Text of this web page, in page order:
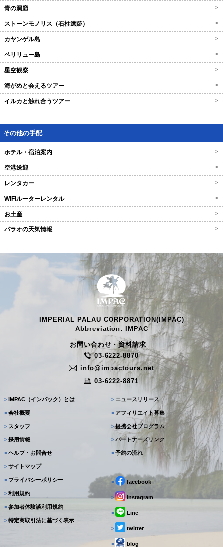
青の洞窟 >
ストーンモノリス（石柱遺跡） >
カヤンゲル島 >
ペリリュー島 >
星空観察 >
海がめと会えるツアー >
イルカと触れ合うツアー >
その他の手配
ホテル・宿泊案内 >
空港送迎 >
レンタカー >
WIFIルーターレンタル >
お土産 >
パラオの天気情報 >
IMPERIAL PALAU CORPORATION(IMPAC)
Abbreviation: IMPAC
お問い合わせ・資料請求
03-6222-8870
info@impactours.net
03-6222-8871
> IMPAC（インパック）とは
>会社概要
> スタッフ
>採用情報
>ヘルプ・お問合せ
>サイトマップ
> ニュースリリース
> アフィリエイト募集
>提携会社プログラム
>パートナーズリンク
>予約の流れ
> プライバシーポリシー
>利用規約
>参加者体験談利用規約
>特定商取引法に基づく表示
> facebook
> instagram
> Line
> twitter
> blog